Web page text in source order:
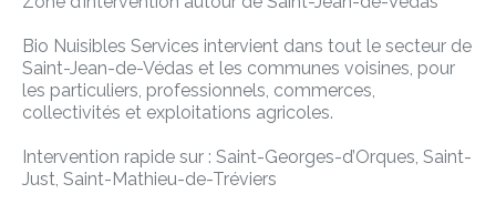
Bio Nuisibles Services intervient dans tout le secteur de
Saint-Jean-de-Védas et les communes voisines, pour
les particuliers, professionnels, commerces,
collectivités et exploitations agricoles.
Intervention rapide sur : Saint-Georges-d’Orques, Saint-
Just, Saint-Mathieu-de-Tréviers